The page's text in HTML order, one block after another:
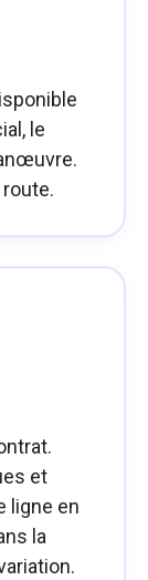
le
et
ligne en
la